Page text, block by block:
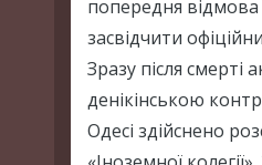
попередня відмова
засвідчити
Зразу після смерті
денікінською
Одесі здійснено